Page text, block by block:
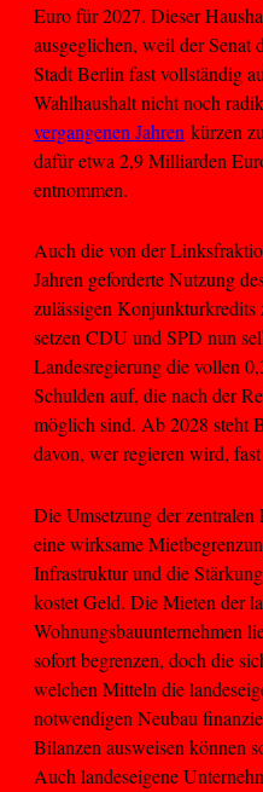
Euro für 2027. Dieser
ausgeglichen, weil der Senat
Stadt Berlin fast vollständig
Wahlhaushalt nicht noch
vergangenen Jahren kürzen
dafür etwa 2,9 Milliarden
entnommen.
Auch die von der
Jahren geforderte Nutzung
zulässigen Konjunkturkredits
setzen CDU und SPD nun
Landesregierung die vollen
Schulden auf, die nach der
möglich sind. Ab 2028 steht
davon, wer regieren wird,
Die Umsetzung der
eine wirksame
Infrastruktur und die
kostet Geld. Die Mieten der
Wohnungsbauunternehmen
sofort begrenzen, doch die
welchen Mitteln die
notwendigen Neubau
Bilanzen ausweisen können
Auch landeseigene